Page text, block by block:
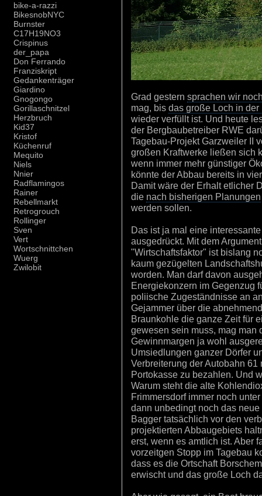
bike-a-razzi
BikesnobNYC
Burnster
C17H19NO3
Crispinus
der_papa
Don Ferrando
Franziskript
Gedankenträger
Giardino
Gnogongo
Gorillaschnitzel
Herzbruch
Kid37
Kristof
Küchenruf
Mequito
Niels
Nnier
Radflamingos
Rainer
Rebellmarkt
Retrogrouch
Rollinger
Sven
Vert
Wortschnittchen
Wuerg
Zwilobit
Grad gestern sprachen wir
mag, bis das große Loch in der
wieder verfüllt ist. Und heute
der Bergbaubetreiber RWE
Tagebau-Projekt Garzweiler II
großen Kraftwerke ließen sich
wenn immer mehr günstiger
könnte der Abbau bereits in
Damit wäre der Erhalt etlicher
die nach bisherigen Planungen
werden sollen.
Das ist ja mal eine
ausgedrückt. Mit dem
"Wirtschaftsfaktor" ist bislang
kaum gezügelten
worden. Man darf davon
Energiekonzern im Gegenzug
poliische Zugeständnisse an
Gejammer über die
Braunkohle die ganze Zeit für
gewesen sein muss, mag man
Gewinnmargen ja wohl
Umsiedlungen ganzer Dörfer
Verbreiterung der Autobahn
Portokasse zu bezahlen. Und
Warum steht die alte
Frimmersdorf immer noch
dann unbedingt noch das
Bagger tatsächlich vor den
projektierten Abbaugebiets
erst, wenn es amtlich ist. Aber
vorzeitgen Stopp im Tagebau
dass es die Ortschaft
erwischt und das große Loch